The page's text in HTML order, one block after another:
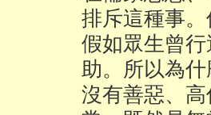
排斥這種事
假如眾生曾
助。所以為
沒有善惡、